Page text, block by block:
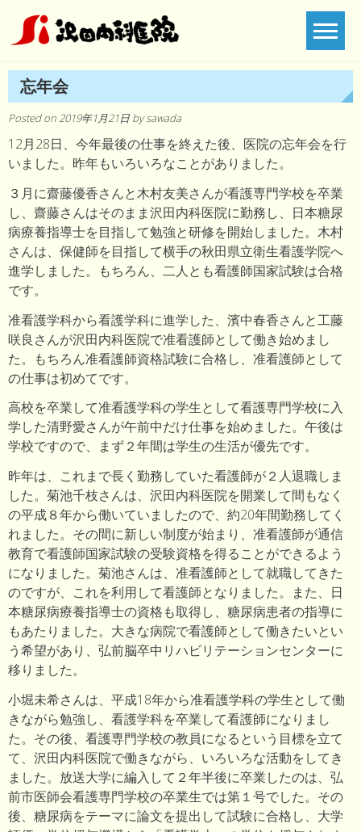
content
忘年会
Posted on 2019年1月21日 bysawada
12月28日、今年最後の仕事を終えた後、医院の忘年会を行
いました。昨年もいろいろなことがありました。
３月に齋藤優香さんと木村友美さんが看護専門学校を卒業
し、齋藤さんはそのまま沢田内科医院に勤務し、日本糖尿
病療養指導士を目指して勉強と研修を開始しました。木村
さんは、保健師を目指して横手の秋田県立衛生看護学院へ
進学しました。もちろん、二人とも看護師国家試験は合格
です。
准看護学科から看護学科に進学した、濱中春香さんと工藤
咲良さんが沢田内科医院で准看護師として働き始めまし
た。もちろん准看護師資格試験に合格し、准看護師として
の仕事は初めてです。
高校を卒業して准看護学科の学生として看護専門学校に入
学した清野愛さんが午前中だけ仕事を始めました。午後は
学校ですので、まず２年間は学生の生活が優先です。
昨年は、これまで長く勤務していた看護師が２人退職しま
した。菊池千枝さんは、沢田内科医院を開業して間もなく
の平成８年から働いていましたので、約20年間勤務してく
れました。その間に新しい制度が始まり、准看護師が通信
教育で看護師国家試験の受験資格を得ることができるよう
になりました。菊池さんは、准看護師として就職してきた
のですが、これを利用して看護師となりました。また、日
本糖尿病療養指導士の資格も取得し、糖尿病患者の指導に
もあたりました。大きな病院で看護師として働きたいとい
う希望があり、弘前脳卒中リハビリテーションセンターに
移りました。
小堀未希さんは、平成18年から准看護学科の学生として働
きながら勉強し、看護学科を卒業して看護師になりまし
た。その後、看護専門学校の教員になるという目標を立て
て、沢田内科医院で働きながら、いろいろな活動をしてき
ました。放送大学に編入して２年半後に卒業したのは、弘
前市医師会看護専門学校の卒業生では第１号でした。その
後、糖尿病をテーマに論文を提出して試験に合格し、大学